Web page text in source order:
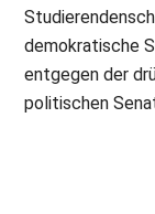
demokratische
entgegen der
politischen